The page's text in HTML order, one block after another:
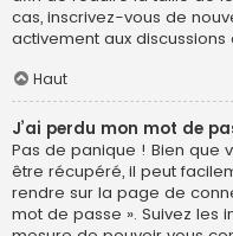
cas, inscrivez-vous de
activement aux discussions
Haut
J’ai perdu mon mot de
Pas de panique ! Bien que
être récupéré, il peut
rendre sur la page de
mot de passe ». Suivez les